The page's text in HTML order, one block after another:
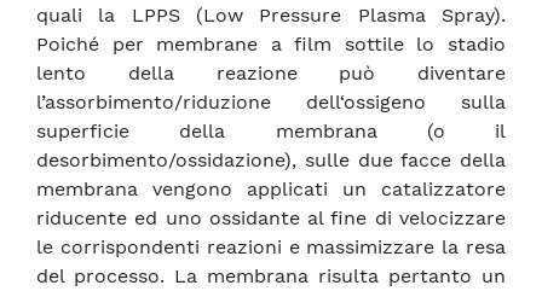
quali la LPPS (Low Pressure Plasma Spray).
Poiché per membrane a film sottile lo stadio
lento della reazione può diventare
l’assorbimento/riduzione dell‘ossigeno sulla
superficie della membrana (o il
desorbimento/ossidazione), sulle due facce della
membrana vengono applicati un catalizzatore
riducente ed uno ossidante al fine di velocizzare
le corrispondenti reazioni e massimizzare la resa
del processo. La membrana risulta pertanto un